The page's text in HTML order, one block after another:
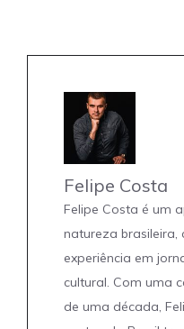
Felipe Costa
Felipe Costa é um
natureza brasileira,
experiência em
cultural. Com uma
de uma década,